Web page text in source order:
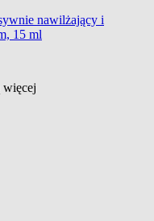
nawilżający i
15 ml
więcej